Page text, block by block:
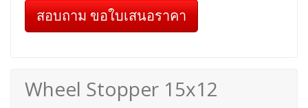
สอบถาม ขอใบเสนอราคา
Wheel Stopper 15x12